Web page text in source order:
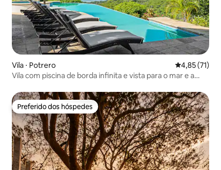
Vila ⋅ Potrero 4,85 de uma
4,85 (71)
Vila com piscina de borda infinita e vista para o mar e a
Preferido dos hóspedes
Preferido dos hóspedes